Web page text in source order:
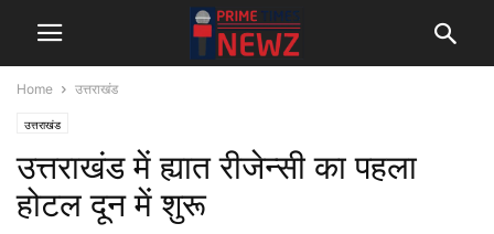
Home उत्तराखंड
उत्तराखंड
उत्तराखंड में ह्यात रीजेन्सी का पहला
होटल दून में शुरू